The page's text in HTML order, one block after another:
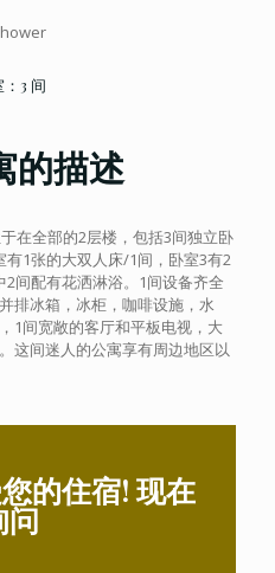
3 间
的描述
在全部的2层楼，包括3间独立卧
1张的大双人床/1间，卧室3有2
间配有花洒淋浴。1间设备齐全
排冰箱，冰柜，咖啡设施，水
1间宽敞的客厅和平板电视，大
这间迷人的公寓享有周边地区以
的住宿! 现在
问